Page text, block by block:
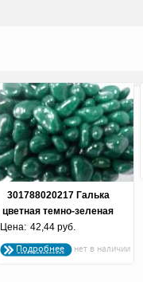
301788020217 Галька
цветная темно-зеленая
(фракция 5-10 мм.)
Цена: 42,44 руб.
Подробнее